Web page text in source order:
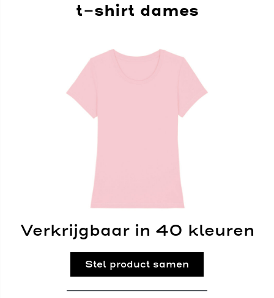
t-shirt dames
Verkrijgbaar in 40 kleuren
Stel product samen